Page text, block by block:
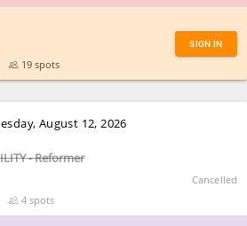
19 spots
SIGN IN
CLOSE
August 12, 2026
- Reformer
4 spots
Cancelled